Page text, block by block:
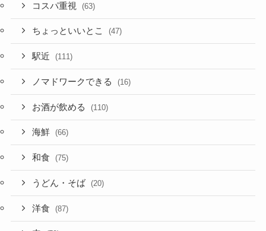
コスパ重視 (63)
ちょっといいとこ (47)
駅近 (111)
ノマドワークできる (16)
お酒が飲める (110)
海鮮 (66)
和食 (75)
うどん・そば (20)
洋食 (87)